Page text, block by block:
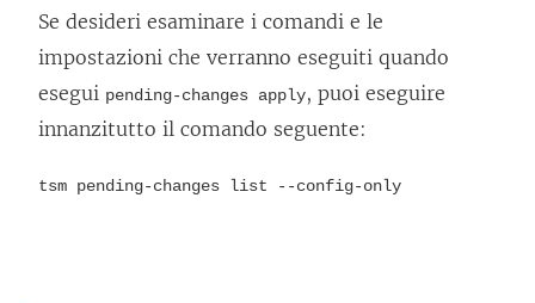
Se desideri esaminare i comandi e le
impostazioni che verranno eseguiti quando
esegui pending-changes apply, puoi eseguire
innanzitutto il comando seguente:
tsm pending-changes list --config-only